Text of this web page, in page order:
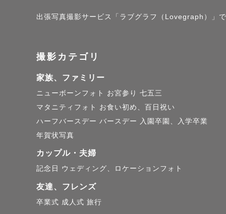
出張写真撮影サービス「ラブグラフ（Lovegraph）」
撮影カテゴリ
家族、ファミリー
ニューボーンフォト お宮参り 七五三
マタニティフォト
お食い初め、百日祝い
ハーフバースデー バースデー
入園卒園、入学卒業
年賀状写真
カップル・夫婦
記念日 ウェディング、ロケーションフォト
友達、フレンズ
卒業式 成人式 旅行